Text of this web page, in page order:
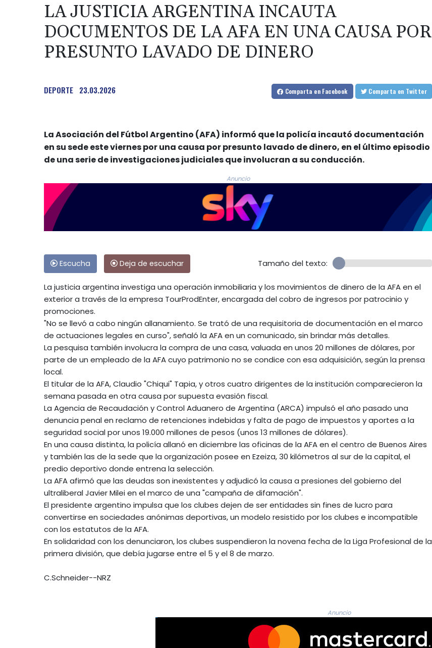
LA JUSTICIA ARGENTINA INCAUTA
DOCUMENTOS DE LA AFA EN UNA CAUSA POR
PRESUNTO LAVADO DE DINERO
DEPORTE 23.03.2026 Comparta en Facebook Comparta en Twitter
La Asociación del Fútbol Argentino (AFA) informó que la policía incautó documentación
en su sede este viernes por una causa por presunto lavado de dinero, en el último episodio
de una serie de investigaciones judiciales que involucran a su conducción.
Anuncio
Escucha Deja de escuchar Tamaño del texto:
La justicia argentina investiga una operación inmobiliaria y los movimientos de dinero de la AFA en el
exterior a través de la empresa TourProdEnter, encargada del cobro de ingresos por patrocinio y
promociones.
"No se llevó a cabo ningún allanamiento. Se trató de una requisitoria de documentación en el marco
de actuaciones legales en curso", señaló la AFA en un comunicado, sin brindar más detalles.
La pesquisa también involucra la compra de una casa, valuada en unos 20 millones de dólares, por
parte de un empleado de la AFA cuyo patrimonio no se condice con esa adquisición, según la prensa
local.
El titular de la AFA, Claudio "Chiqui" Tapia, y otros cuatro dirigentes de la institución comparecieron la
semana pasada en otra causa por supuesta evasión fiscal.
La Agencia de Recaudación y Control Aduanero de Argentina (ARCA) impulsó el año pasado una
denuncia penal en reclamo de retenciones indebidas y falta de pago de impuestos y aportes a la
seguridad social por unos 19.000 millones de pesos (unos 13 millones de dólares).
En una causa distinta, la policía allanó en diciembre las oficinas de la AFA en el centro de Buenos Aires
y también las de la sede que la organización posee en Ezeiza, 30 kilómetros al sur de la capital, el
predio deportivo donde entrena la selección.
La AFA afirmó que las deudas son inexistentes y adjudicó la causa a presiones del gobierno del
ultraliberal Javier Milei en el marco de una "campaña de difamación".
El presidente argentino impulsa que los clubes dejen de ser entidades sin fines de lucro para
convertirse en sociedades anónimas deportivas, un modelo resistido por los clubes e incompatible
con los estatutos de la AFA.
En solidaridad con los denunciaron, los clubes suspendieron la novena fecha de la Liga Profesional de la
primera división, que debía jugarse entre el 5 y el 8 de marzo.
C.Schneider--NRZ
Anuncio